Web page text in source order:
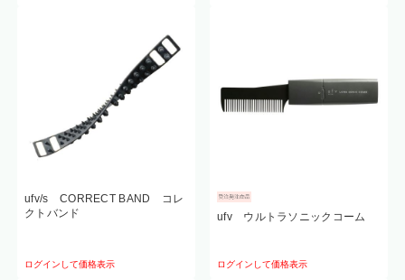
ufv/s CORRECT BAND コレ
クトバンド
ログインして価格表示
ufv ウルトラソニックコーム
ログインして価格表示